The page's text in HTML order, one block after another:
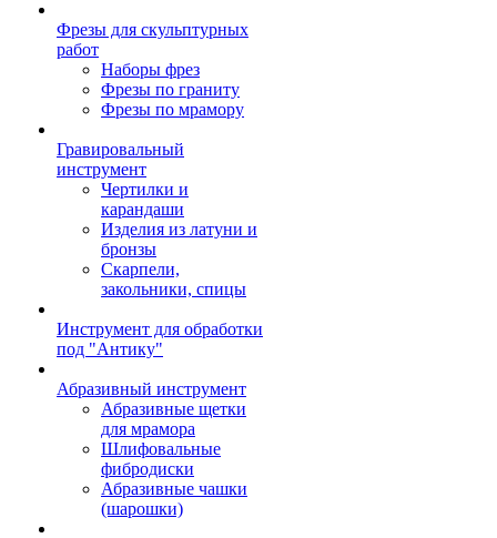
Фрезы для скульптурных
работ
Наборы фрез
Фрезы по граниту
Фрезы по мрамору
Гравировальный
инструмент
Чертилки и
карандаши
Изделия из латуни и
бронзы
Скарпели,
закольники, спицы
Инструмент для обработки
под "Антику"
Абразивный инструмент
Абразивные щетки
для мрамора
Шлифовальные
фибродиски
Абразивные чашки
(шарошки)